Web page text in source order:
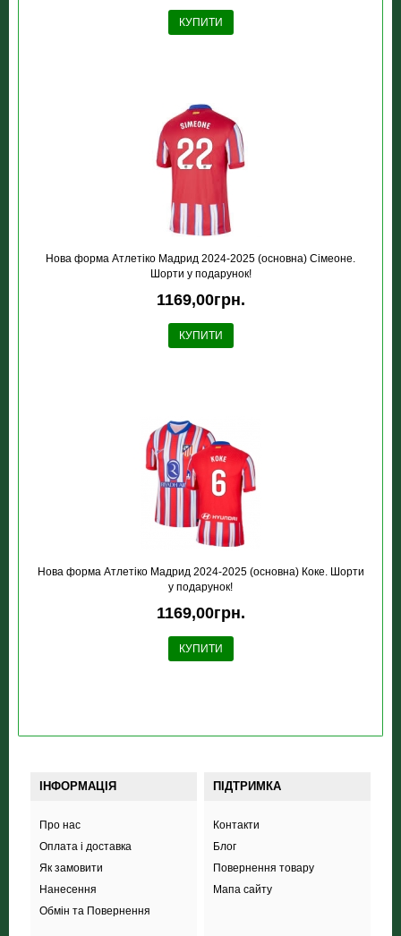
КУПИТИ
Нова форма Атлетіко Мадрид 2024-2025 (основна) Сімеоне.
Шорти у подарунок!
1169,00грн.
КУПИТИ
Нова форма Атлетіко Мадрид 2024-2025 (основна) Коке. Шорти
у подарунок!
1169,00грн.
КУПИТИ
ІНФОРМАЦІЯ
Про нас
Оплата і доставка
Як замовити
Нанесення
Обмін та Повернення
ПІДТРИМКА
Контакти
Блог
Повернення товару
Мапа сайту